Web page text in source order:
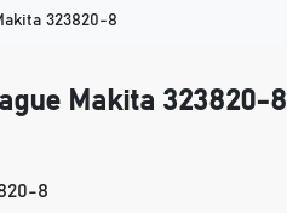
323820-8
Makita 323820-8
8